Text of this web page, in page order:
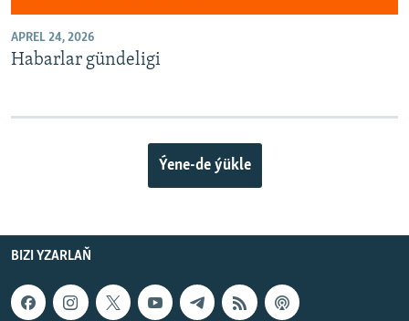
APREL 24, 2026
Habarlar gündeligi
Ýene-de ýükle
BIZI YZARLAŇ